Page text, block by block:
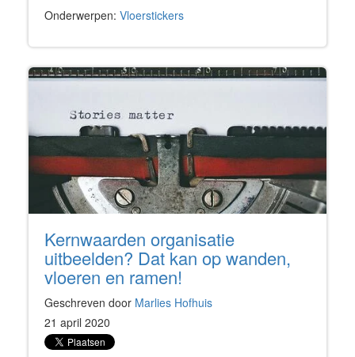
Onderwerpen: Vloerstickers
Kernwaarden organisatie
uitbeelden? Dat kan op wanden,
vloeren en ramen!
Geschreven door Marlies Hofhuis
21 april 2020